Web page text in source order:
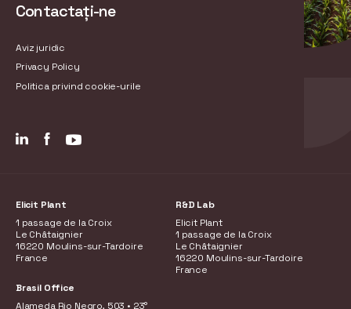
Contactați-ne
Aviz juridic
Privacy Policy
Politica privind cookie-urile
Elicit Plant
1 passage de la Croix
Le Châtaignier
16220 Moulins-sur-Tardoire
France
R&D Lab
Elicit Plant
1 passage de la Croix
Le Châtaignier
16220 Moulins-sur-Tardoire
France
Brasil Office
Alameda Rio Negro, 503 • 23°